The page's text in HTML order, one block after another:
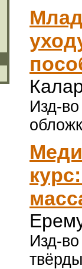
Изд-
Изд-